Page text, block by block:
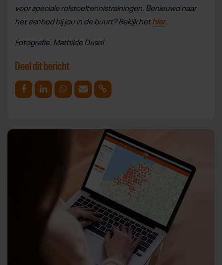
voor speciale rolstoeltennistrainingen. Benieuwd naar
het aanbod bij jou in de buurt? Bekijk hethier.
Fotografie: Mathilde Dusol
Deel dit bericht
Deel op Facebook
Deel op LinkedinDeel op Whatsapp
Mail link Kopieer link